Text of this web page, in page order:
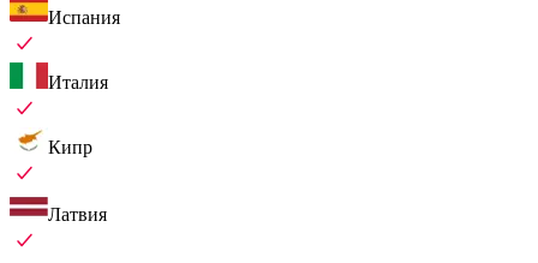
Испания
Италия
Кипр
Латвия